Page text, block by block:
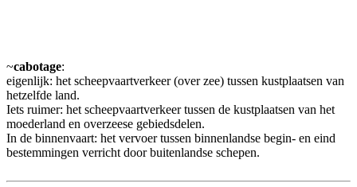
~cabotage:
eigenlijk: het scheepvaartverkeer (over zee) tussen kustplaatsen van
hetzelfde land.
Iets ruimer: het scheepvaartverkeer tussen de kustplaatsen van het
moederland en overzeese gebiedsdelen.
In de binnenvaart: het vervoer tussen binnenlandse begin- en eind
bestemmingen verricht door buitenlandse schepen.